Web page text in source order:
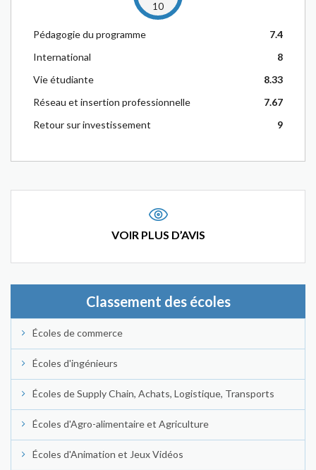
10
Pédagogie du programme
7.4
International
8
Vie étudiante
8.33
Réseau et insertion professionnelle
7.67
Retour sur investissement
9
VOIR PLUS D’AVIS
Classement des écoles
Écoles de commerce
Écoles d'ingénieurs
Écoles de Supply Chain, Achats, Logistique, Transports
Écoles d'Agro-alimentaire et Agriculture
Écoles d'Animation et Jeux Vidéos